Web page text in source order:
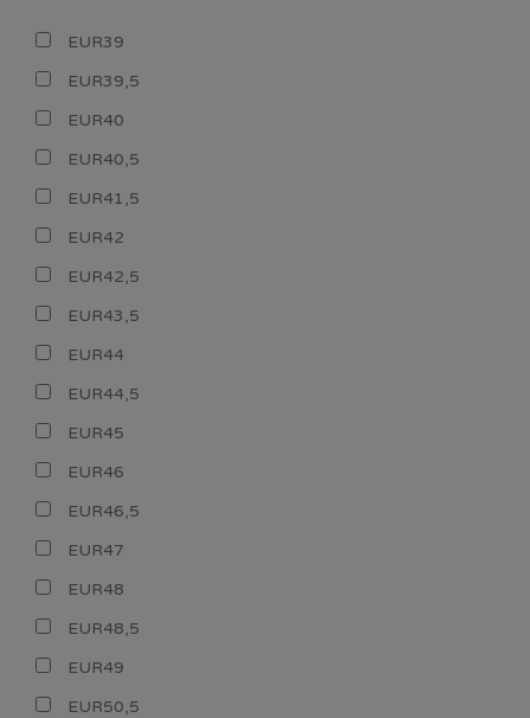
EUR39
EUR39,5
EUR40
EUR40,5
EUR41,5
EUR42
EUR42,5
EUR43,5
EUR44
EUR44,5
EUR45
EUR46
EUR46,5
EUR47
EUR48
EUR48,5
EUR49
EUR50,5